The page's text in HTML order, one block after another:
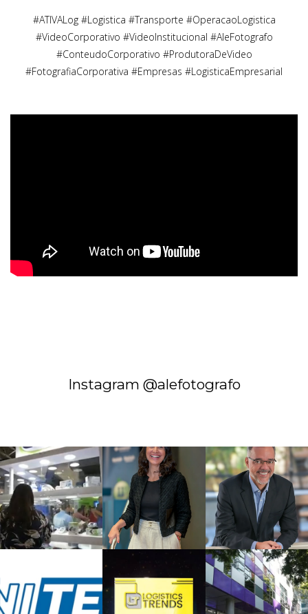
#ATIVALog #Logistica #Transporte #OperacaoLogistica
#VideoCorporativo #VideoInstitucional #AleFotografo
#ConteudoCorporativo #ProdutoraDeVideo
#FotografiaCorporativa #Empresas #LogisticaEmpresarial
Instagram @alefotografo